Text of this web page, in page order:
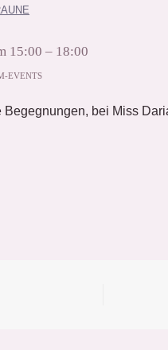
15:00 – 18:00
EVENTS
bei Miss